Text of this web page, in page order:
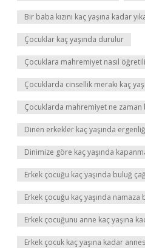
Bir baba kızını kaç yaşına kadar
Çocuklar kaç yaşında durulur
Çocuklara mahremiyet nasıl
Çocuklarda cinsellik merakı kaç
Çocuklarda mahremiyet ne zaman
Dinen erkekler kaç yaşında
Dinimize göre kaç yaşında
Erkek çocuğu kaç yaşında buluğ
Erkek çocuğu kaç yaşında namaza
Erkek çocuğunu anne kaç yaşına
Erkek çocuk kaç yaşına kadar